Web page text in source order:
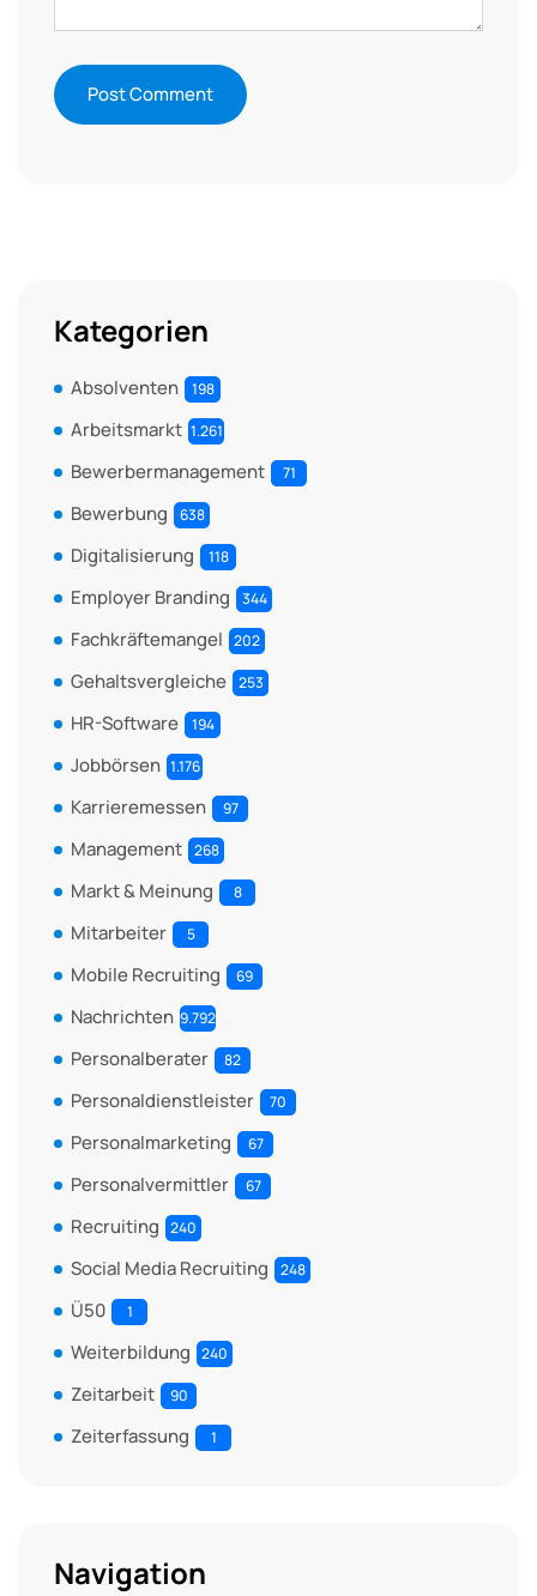
Kategorien
Absolventen 198
Arbeitsmarkt 1.261
Bewerbermanagement 71
Bewerbung 638
Digitalisierung 118
Employer Branding 344
Fachkräftemangel 202
Gehaltsvergleiche 253
HR-Software 194
Jobbörsen 1.176
Karrieremessen 97
Management 268
Markt & Meinung 8
Mitarbeiter 5
Mobile Recruiting 69
Nachrichten 9.792
Personalberater 82
Personaldienstleister 70
Personalmarketing 67
Personalvermittler 67
Recruiting 240
Social Media Recruiting 248
Ü50 1
Weiterbildung 240
Zeitarbeit 90
Zeiterfassung 1
Navigation